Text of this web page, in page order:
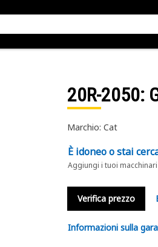
20R-2050:
Marchio: Cat
È idoneo o stai
Aggiungi i tuoi
Verifica prezzo
Informazioni sulla